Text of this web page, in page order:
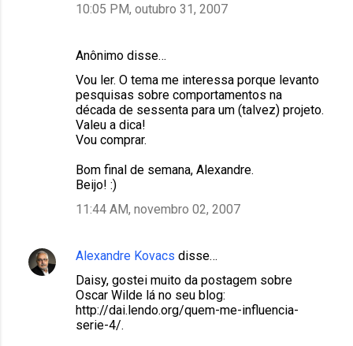
10:05 PM, outubro 31, 2007
Anônimo disse…
Vou ler. O tema me interessa porque levanto
pesquisas sobre comportamentos na
década de sessenta para um (talvez) projeto.
Valeu a dica!
Vou comprar.
Bom final de semana, Alexandre.
Beijo! :)
11:44 AM, novembro 02, 2007
Alexandre Kovacs disse…
Daisy, gostei muito da postagem sobre
Oscar Wilde lá no seu blog:
http://dai.lendo.org/quem-me-influencia-
serie-4/.